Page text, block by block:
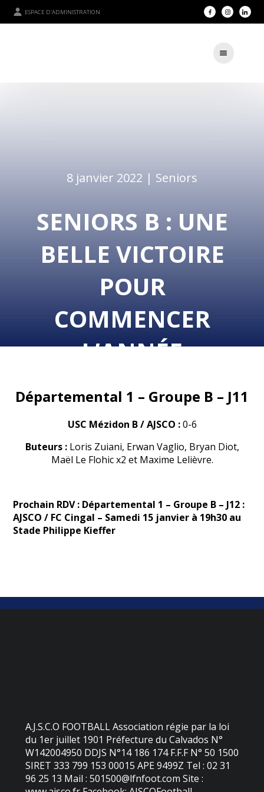
ESPACE D'ADMINISTRATION
8 janvier 2022 | Seniors
SENIORS B : UNE
BELLE VICTOIRE
POUR
COMMENCER
L’ANNÉE
Départemental 1 – Groupe B – J11
USC Mézidon B / AJSCO :0-6
Buteurs :Loris Zuiani, Erwan Vaglio, Bryan Diot,
Maël Le Flohic x2 et Maxime Lelièvre.
Prochain RDV : Départemental 1 – Groupe B – J12 :
AJSCO / FC Cingal – Samedi 15 janvier à 19h30 au
Stade Philippe Kieffer
A.J.S.C.O FOOTBALL Association régie par la loi
du 1er juillet 1901 Préfecture du Calvados N°
W142004950 DDJS N°14 186 174 F.F.F N° 50 1500
SIRET 333 799 153 00015 APE 9499Z Tel : 02 31
96 25 13 Mail : 501500@lfnfoot.com Site :